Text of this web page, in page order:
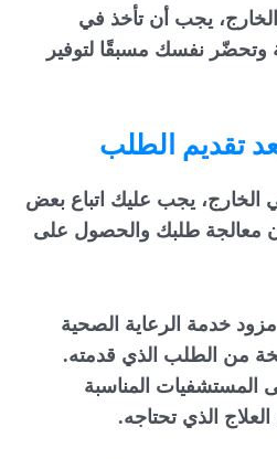
يجب أن تأخذ في
وتحضّر نفسك مسبقًا لتوفير
تقديم الطلب
الخارج، يجب عليك اتباع بعض
معالجة طلبك والحصول على
خدمة الرعاية الصحية
من الطلب الذي قدمته.
المناسبة
الذي تحتاجه.